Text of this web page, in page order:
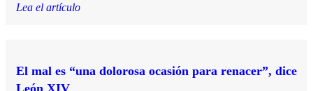
Lea el artículo
El mal es “una dolorosa ocasión para renacer”, dice
León XIV